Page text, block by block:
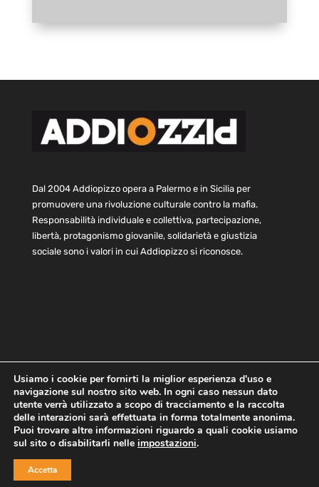
Dal 2004 Addiopizzo opera a Palermo e in Sicilia per
promuovere una rivoluzione culturale contro la mafia.
Responsabilità individuale e collettiva, partecipazione,
libertà, protagonismo giovanile, solidarietà e giustizia
sociale sono i valori in cui Addiopizzo si riconosce.
Home Statuto e bilancio
Contatti
Privacy
Cookie Child Protection Policy
Copyright © 2021 AddioPizzo | Tutti i diritti riservati | Sede
Usiamo i cookie per fornirti la miglior esperienza d'uso e
navigazione sul nostro sito web. In ogni caso nessun dato
utente verrà utilizzato a scopo di tracciamento e la raccolta
delle interazioni sarà effettuata in forma totalmente anonima.
Puoi trovare altre informazioni riguardo a quali cookie usiamo
sul sito o disabilitarli nelle impostazioni.
Accetta